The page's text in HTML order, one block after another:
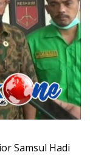
Samsul Hadi